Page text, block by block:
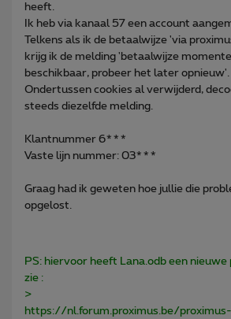
heeft.
Ik heb via kanaal 57 een account
Telkens als ik de betaalwijze 'via
krijg ik de melding 'betaalwijze
beschikbaar, probeer het later opnieuw'.
Ondertussen cookies al verwijderd,
steeds diezelfde melding.
Klantnummer 6***
Vaste lijn nummer: 03***
Graag had ik geweten hoe jullie die
opgelost.
PS: hiervoor heeft Lana.odb een
zie :
>
https://nl.forum.proximus.be/